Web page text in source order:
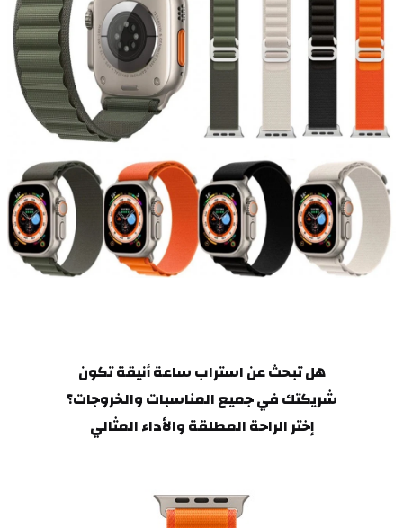
هل تبحث عن استراب ساعة أنيقة تكون
إختر الراحة المطلقة والأداء المثالي